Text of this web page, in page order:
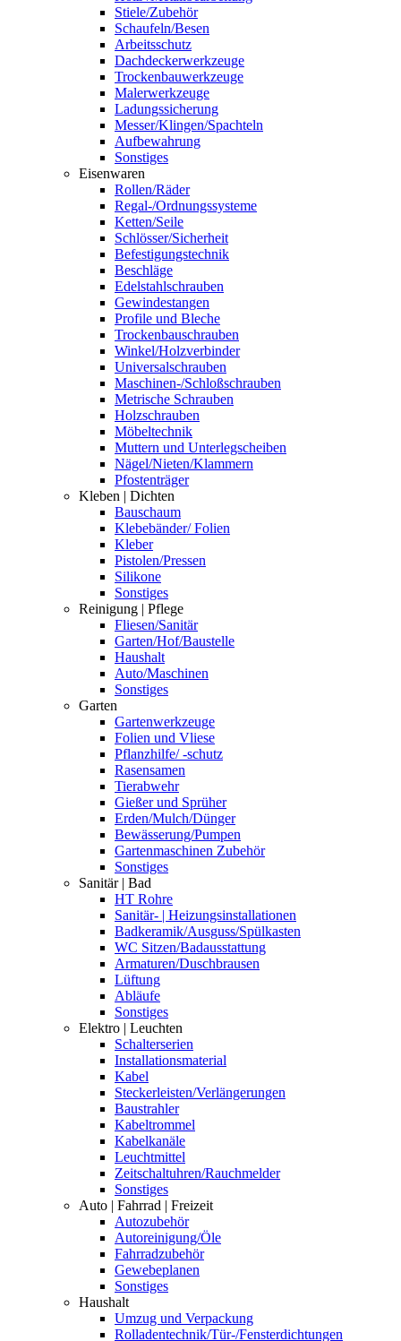
Stiele/Zubehör
Schaufeln/Besen
Arbeitsschutz
Dachdeckerwerkzeuge
Trockenbauwerkzeuge
Malerwerkzeuge
Ladungssicherung
Messer/Klingen/Spachteln
Aufbewahrung
Sonstiges
Eisenwaren
Rollen/Räder
Regal-/Ordnungssysteme
Ketten/Seile
Schlösser/Sicherheit
Befestigungstechnik
Beschläge
Edelstahlschrauben
Gewindestangen
Profile und Bleche
Trockenbauschrauben
Winkel/Holzverbinder
Universalschrauben
Maschinen-/Schloßschrauben
Metrische Schrauben
Holzschrauben
Möbeltechnik
Muttern und Unterlegscheiben
Nägel/Nieten/Klammern
Pfostenträger
Kleben | Dichten
Bauschaum
Klebebänder/ Folien
Kleber
Pistolen/Pressen
Silikone
Sonstiges
Reinigung | Pflege
Fliesen/Sanitär
Garten/Hof/Baustelle
Haushalt
Auto/Maschinen
Sonstiges
Garten
Gartenwerkzeuge
Folien und Vliese
Pflanzhilfe/ -schutz
Rasensamen
Tierabwehr
Gießer und Sprüher
Erden/Mulch/Dünger
Bewässerung/Pumpen
Gartenmaschinen Zubehör
Sonstiges
Sanitär | Bad
HT Rohre
Sanitär- | Heizungsinstallationen
Badkeramik/Ausguss/Spülkasten
WC Sitzen/Badausstattung
Armaturen/Duschbrausen
Lüftung
Abläufe
Sonstiges
Elektro | Leuchten
Schalterserien
Installationsmaterial
Kabel
Steckerleisten/Verlängerungen
Baustrahler
Kabeltrommel
Kabelkanäle
Leuchtmittel
Zeitschaltuhren/Rauchmelder
Sonstiges
Auto | Fahrrad | Freizeit
Autozubehör
Autoreinigung/Öle
Fahrradzubehör
Gewebeplanen
Sonstiges
Haushalt
Umzug und Verpackung
Rolladentechnik/Tür-/Fensterdichtungen